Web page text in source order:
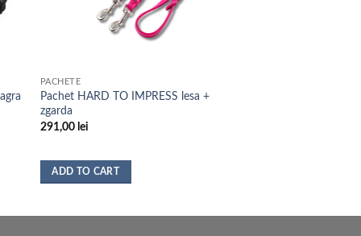
PACHETE
Pachet HARD TO IMPRESS lesa +
zgarda
291,00 lei
ADD TO CART